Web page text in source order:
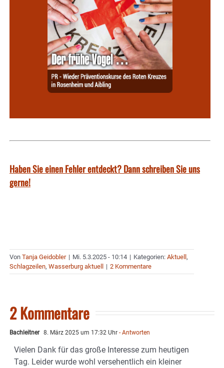
Haben Sie einen Fehler entdeckt? Dann schreiben Sie uns
gerne!
Von Tanja Geidobler | Mi. 5.3.2025 - 10:14 | Kategorien: Aktuell,
Schlagzeilen, Wasserburg aktuell | 2 Kommentare
2 Kommentare
Bachleitner 8. März 2025 um 17:32 Uhr - Antworten
Vielen Dank für das große Interesse zum heutigen
Tag. Leider wurde wohl versehentlich ein kleiner